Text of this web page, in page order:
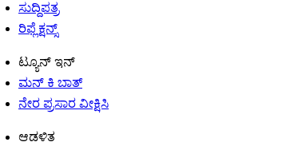
ಸುದ್ದಿಪತ್ರ
ರಿಫ್ಲೆಕ್ಷನ್ಸ್
ಟ್ಯೂನ್ ಇನ್
ಮನ್ ಕಿ ಬಾತ್
ನೇರ ಪ್ರಸಾರ ವೀಕ್ಷಿಸಿ
ಆಡಳಿತ